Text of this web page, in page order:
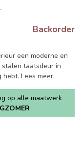
Backorder
een moderne en
taatsdeur in
hebt. Lees meer.
op alle maatwerk